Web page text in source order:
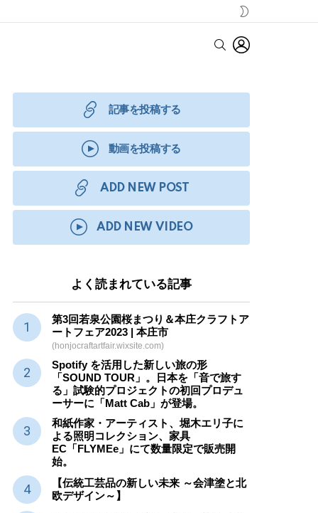
SKIN
SEARCH
記事を投稿する
動画を投稿する
ADD NEW POST
ADD NEW VIDEO
よく読まれている記事
第3回若泉公園桜まつり＆本庄クラフトア
ートフェア2023 | 本庄市
(honjocraftartfair.wixsite.com)
Spotify を活用した新しい旅の形
「SOUND TOUR」。日本を「音で旅す
る」試験的プロジェクトの初回プロデュ
ーサーに「Matt Cab」が登場。
和紙作家・アーティスト、堀木エリ子に
よる照明コレクション、家具
EC「FLYMEe」にて数量限定で販売開
始。
【伝統工芸品の新しい未来 ～会津塗と北
欧デザイン～】